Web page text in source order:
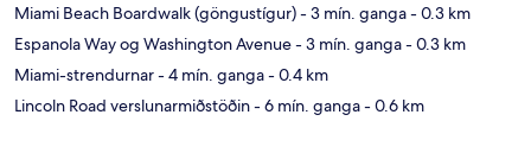
Miami Beach Boardwalk (göngustígur)- 3 mín. ganga- 0.3 km
Espanola Way og Washington Avenue- 3 mín. ganga- 0.3 km
Miami-strendurnar- 4 mín. ganga- 0.4 km
Lincoln Road verslunarmiðstöðin- 6 mín. ganga- 0.6 km